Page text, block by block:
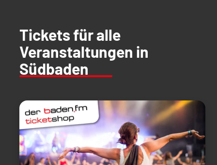
Tickets für alle
Veranstaltungen in
Südbaden